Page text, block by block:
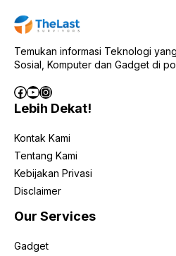
Temukan informasi Teknologi
Sosial, Komputer dan Gadget di
Facebook
YouTube
Instagram
Lebih Dekat!
Kontak Kami
Tentang Kami
Kebijakan Privasi
Disclaimer
Our Services
Gadget